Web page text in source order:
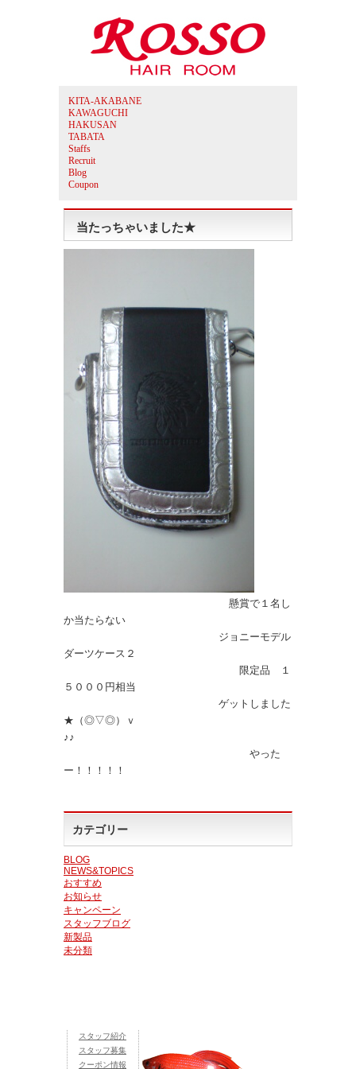
KITA-AKABANE
KAWAGUCHI
HAKUSAN
TABATA
Staffs
Recruit
Blog
Coupon
当たっちゃいました★
懸賞で１名し
か当たらない
ジョニーモデル
ダーツケース２
限定品 １
５０００円相当
ゲットしました
★（◎▽◎）ｖ
♪♪
やった
ー！！！！！
カテゴリー
BLOG
NEWS&TOPICS
おすすめ
お知らせ
キャンペーン
スタッフブログ
新製品
未分類
スタッフ紹介
スタッフ募集
クーポン情報